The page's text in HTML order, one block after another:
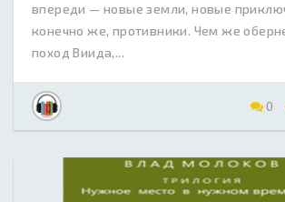
впереди — новые земли, новые
конечно же, противники. Чем же
поход Виида,...
0